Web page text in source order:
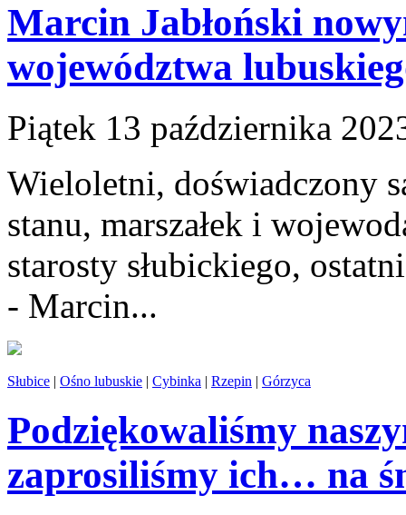
Marcin Jabłoński
województwa
Piątek 13 października
Wieloletni, doświadczony
stanu, marszałek i
starosty słubickiego,
- Marcin...
Słubice | Ośno lubuskie | Cybinka | Rzepin | Górzyca
Podziękowaliśmy
zaprosiliśmy ich… na